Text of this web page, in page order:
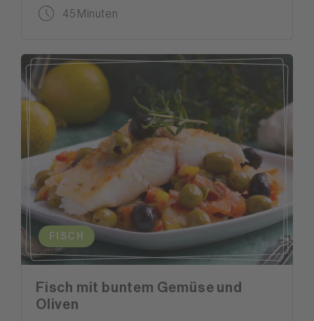
45 Minuten
FISCH
Fisch mit buntem Gemüse und
Oliven